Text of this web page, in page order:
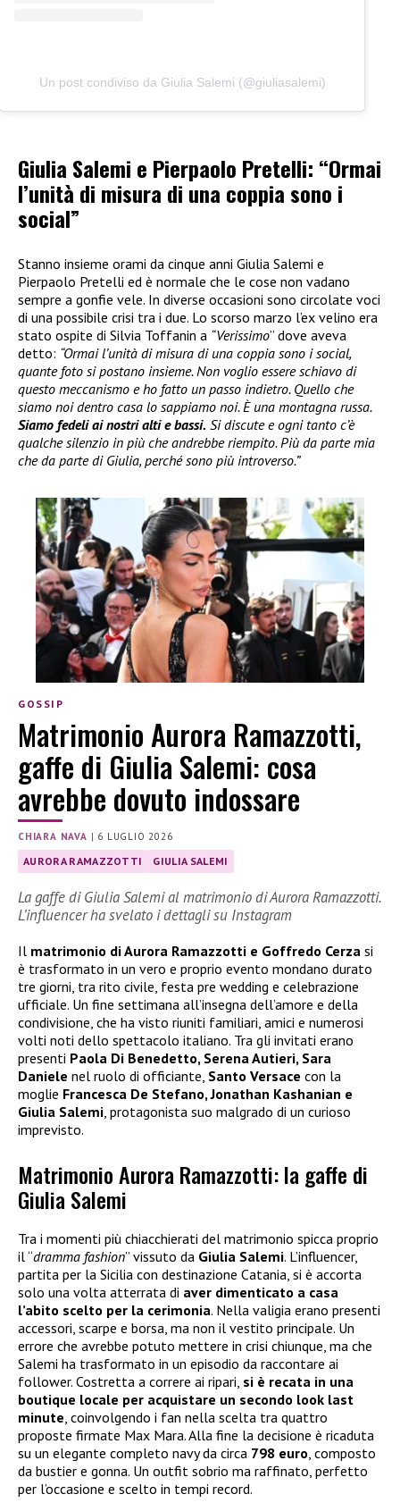
Un post condiviso da Giulia Salemi (@giuliasalemi)
Giulia Salemi e Pierpaolo Pretelli: “Ormai
l’unità di misura di una coppia sono i
social”
Stanno insieme orami da cinque anni Giulia Salemi e
Pierpaolo Pretelli ed è normale che le cose non vadano
sempre a gonfie vele. In diverse occasioni sono circolate voci
di una possibile crisi tra i due. Lo scorso marzo l’ex velino era
stato ospite di Silvia Toffanin a “Verissimo” dove aveva
detto: “Ormai l’unità di misura di una coppia sono i social,
quante foto si postano insieme. Non voglio essere schiavo di
questo meccanismo e ho fatto un passo indietro. Quello che
siamo noi dentro casa lo sappiamo noi. È una montagna russa.
Siamo fedeli ai nostri alti e bassi. Si discute e ogni tanto c’è
qualche silenzio in più che andrebbe riempito. Più da parte mia
che da parte di Giulia, perché sono più introverso.”
GOSSIP
Matrimonio Aurora Ramazzotti,
gaffe di Giulia Salemi: cosa
avrebbe dovuto indossare
CHIARA NAVA | 6 LUGLIO 2026
AURORA RAMAZZOTTI GIULIA SALEMI
La gaffe di Giulia Salemi al matrimonio di Aurora Ramazzotti.
L’influencer ha svelato i dettagli su Instagram
Il matrimonio di Aurora Ramazzotti e Goffredo Cerza si
è trasformato in un vero e proprio evento mondano durato
tre giorni, tra rito civile, festa pre wedding e celebrazione
ufficiale. Un fine settimana all’insegna dell’amore e della
condivisione, che ha visto riuniti familiari, amici e numerosi
volti noti dello spettacolo italiano. Tra gli invitati erano
presenti Paola Di Benedetto, Serena Autieri, Sara
Daniele nel ruolo di officiante, Santo Versace con la
moglie Francesca De Stefano, Jonathan Kashanian e
Giulia Salemi , protagonista suo malgrado di un curioso
imprevisto.
Matrimonio Aurora Ramazzotti: la gaffe di
Giulia Salemi
Tra i momenti più chiacchierati del matrimonio spicca proprio
il “dramma fashion” vissuto da Giulia Salemi. L’influencer,
partita per la Sicilia con destinazione Catania, si è accorta
solo una volta atterrata di aver dimenticato a casa
l’abito scelto per la cerimonia. Nella valigia erano presenti
accessori, scarpe e borsa, ma non il vestito principale. Un
errore che avrebbe potuto mettere in crisi chiunque, ma che
Salemi ha trasformato in un episodio da raccontare ai
follower. Costretta a correre ai ripari, si è recata in una
boutique locale per acquistare un secondo look last
minute, coinvolgendo i fan nella scelta tra quattro
proposte firmate Max Mara. Alla fine la decisione è ricaduta
su un elegante completo navy da circa 798 euro, composto
da bustier e gonna. Un outfit sobrio ma raffinato, perfetto
per l’occasione e scelto in tempi record.